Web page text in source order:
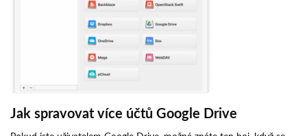
Jak spravovat více účtů Google Drive